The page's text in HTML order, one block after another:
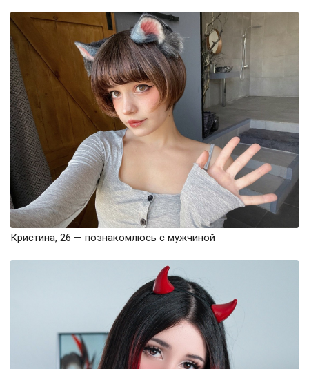
Кристина, 26 — познакомлюсь с мужчиной